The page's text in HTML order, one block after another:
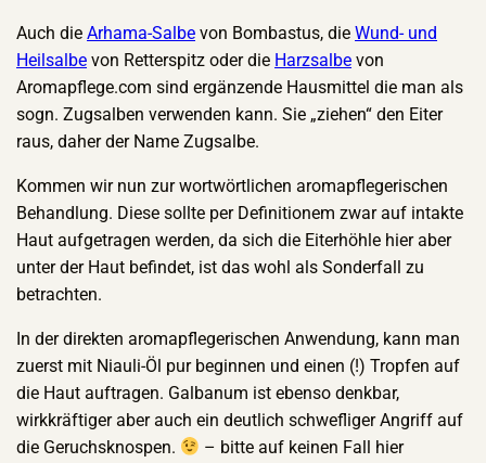
Auch dieArhama-Salbe von Bombastus, dieWund- und
Heilsalbe von Retterspitz oder die Harzsalbe von
Aromapflege.com sind ergänzende Hausmittel die man als
sogn. Zugsalben verwenden kann. Sie „ziehen“ den Eiter
raus, daher der Name Zugsalbe.
Kommen wir nun zur wortwörtlichen aromapflegerischen
Behandlung. Diese sollte per Definitionem zwar auf intakte
Haut aufgetragen werden, da sich die Eiterhöhle hier aber
unter der Haut befindet, ist das wohl als Sonderfall zu
betrachten.
In der direkten aromapflegerischen Anwendung, kann man
zuerst mit Niauli-Öl pur beginnen und einen (!) Tropfen auf
die Haut auftragen. Galbanum ist ebenso denkbar,
wirkkräftiger aber auch ein deutlich schwefliger Angriff auf
die Geruchsknospen.
– bitte auf keinen Fall hier